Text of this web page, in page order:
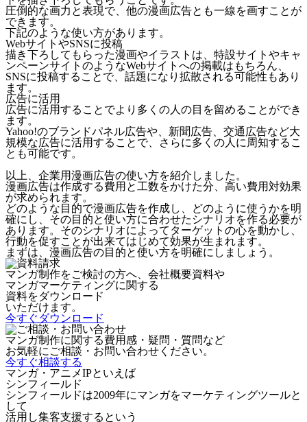
圧倒的な画力と表現で、他の漫画広告とも一線を画すことが
できます。
下記のような使い方があります。
WebサイトやSNSに投稿
描き下ろしてもらった漫画やイラストは、特設サイトやキャ
ンペーンサイトのようなWebサイトへの掲載はもちろん、
SNSに投稿することで、話題になり拡散される可能性もあり
ます。
広告に活用
広告に活用することでより多くの人の目を留めることができ
ます。
Yahoo!のブランドパネル広告や、新聞広告、交通広告など大
規模な広告に活用することで、さらに多くの人に周知するこ
とも可能です。
以上、企業用漫画広告の使い方を紹介しました。
漫画広告は作成する費用と工数をかけた分、 高い費用対効果
が求められます。
どのような目的で漫画広告を作成し、どのように使うかを明
確にし、その目的と使い方に合わせたシナリオを作る必要が
あります。そのシナリオによってターゲットの心を動かし、
行動を促すことが出来てはじめて効果が生まれます。
まずは、漫画広告の目的と使い方を明確にしましょう。
マンガ制作をご検討の方へ、会社概要資料や
マンガマーケティングに関する
資料をダウンロード
いただけます。
今すぐダウンロード
マンガ制作に関する費用感・疑問・質問など
お気軽にご相談・お問い合わせください。
今すぐ相談する
マンガ・アニメIPといえば
シンフィールド
シンフィールドは2009年にマンガをマーケティングツールと
して
活用し集客支援するという